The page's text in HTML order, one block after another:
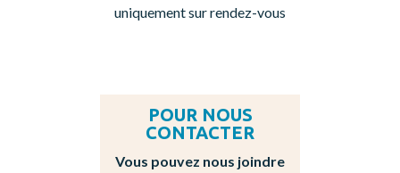
uniquement sur rendez-vous
POUR NOUS
CONTACTER
Vous pouvez nous joindre